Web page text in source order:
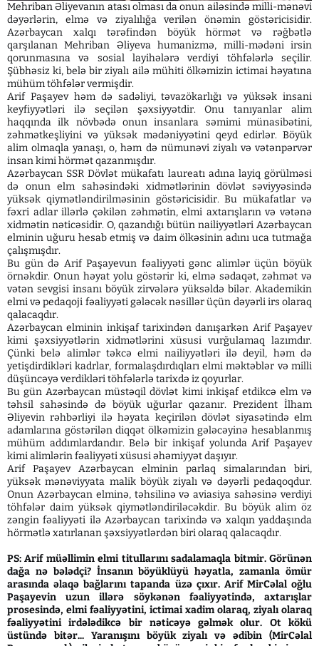
Mehriban Əliyevanın atası olması da onun ailəsində milli-mənəvi
dəyərlərin, elmə və ziyalılığa verilən önəmin göstəricisidir.
Azərbaycan xalqı tərəfindən böyük hörmət və rəğbətlə
qarşılanan Mehriban Əliyeva humanizmə, milli-mədəni irsin
qorunmasına və sosial layihələrə verdiyi töhfələrlə seçilir.
Şübhəsiz ki, belə bir ziyalı ailə mühiti ölkəmizin ictimai həyatına
mühüm töhfələr vermişdir.
Arif Paşayev həm də sadəliyi, təvazökarlığı və yüksək insani
keyfiyyətləri ilə seçilən şəxsiyyətdir. Onu tanıyanlar alim
haqqında ilk növbədə onun insanlara səmimi münasibətini,
zəhmətkeşliyini və yüksək mədəniyyətini qeyd edirlər. Böyük
alim olmaqla yanaşı, o, həm də nümunəvi ziyalı və vətənpərvər
insan kimi hörmət qazanmışdır.
Azərbaycan SSR Dövlət mükafatı laureatı adına layiq görülməsi
də onun elm sahəsindəki xidmətlərinin dövlət səviyyəsində
yüksək qiymətləndirilməsinin göstəricisidir. Bu mükafatlar və
fəxri adlar illərlə çəkilən zəhmətin, elmi axtarışların və vətənə
xidmətin nəticəsidir. O, qazandığı bütün nailiyyətləri Azərbaycan
elminin uğuru hesab etmiş və daim ölkəsinin adını uca tutmağa
çalışmışdır.
Bu gün də Arif Paşayevun fəaliyyəti gənc alimlər üçün böyük
örnəkdir. Onun həyat yolu göstərir ki, elmə sədaqət, zəhmət və
vətən sevgisi insanı böyük zirvələrə yüksəldə bilər. Akademikin
elmi və pedaqoji fəaliyyəti gələcək nəsillər üçün dəyərli irs olaraq
qalacaqdır.
Azərbaycan elminin inkişaf tarixindən danışarkən Arif Paşayev
kimi şəxsiyyətlərin xidmətlərini xüsusi vurğulamaq lazımdır.
Çünki belə alimlər təkcə elmi nailiyyətləri ilə deyil, həm də
yetişdirdikləri kadrlar, formalaşdırdıqları elmi məktəblər və milli
düşüncəyə verdikləri töhfələrlə tarixdə iz qoyurlar.
Bu gün Azərbaycan müstəqil dövlət kimi inkişaf etdikcə elm və
təhsil sahəsində də böyük uğurlar qazanır. Prezident İlham
Əliyevin rəhbərliyi ilə həyata keçirilən dövlət siyasətində elm
adamlarına göstərilən diqqət ölkəmizin gələcəyinə hesablanmış
mühüm addımlardandır. Belə bir inkişaf yolunda Arif Paşayev
kimi alimlərin fəaliyyəti xüsusi əhəmiyyət daşıyır.
Arif Paşayev Azərbaycan elminin parlaq simalarından biri,
yüksək mənəviyyata malik böyük ziyalı və dəyərli pedaqoqdur.
Onun Azərbaycan elminə, təhsilinə və aviasiya sahəsinə verdiyi
töhfələr daim yüksək qiymətləndiriləcəkdir. Bu böyük alim öz
zəngin fəaliyyəti ilə Azərbaycan tarixində və xalqın yaddaşında
hörmətlə xatırlanan şəxsiyyətlərdən biri olaraq qalacaqdır.
PS: Arif müəllimin elmi titullarını sadalamaqla bitmir. Görünən
dağa nə bələdçi? İnsanın böyüklüyü həyatla, zamanla ömür
arasında əlaqə bağlarını tapanda üzə çıxır. Arif MirCəlal oğlu
Paşayevin uzun illərə söykənən fəaliyyətində, axtarışlar
prosesində, elmi fəaliyyətini, ictimai xadim olaraq, ziyalı olaraq
fəaliyyətini irdələdikcə bir nəticəyə gəlmək olur. Ot kökü
üstündə bitər... Yaranışını böyük ziyalı və ədibin (MirCəlal